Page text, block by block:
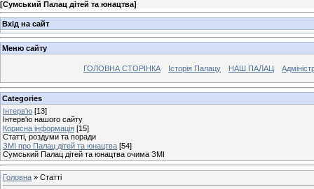
[Сумський Палац дітей та юнацтва]
Вхід на сайт
Меню сайту
ГОЛОВНА СТОРІНКА Історія Палацу НАШ ПАЛАЦ
Categories
Інтерв'ю [13]
Інтерв'ю нашого сайту
Корисна інформація [15]
Статті, роздуми та поради
ЗМІ про Палац дітей та юнацтва [54]
Сумський Палац дітей та юнацтва очима ЗМІ
Головна » Статті